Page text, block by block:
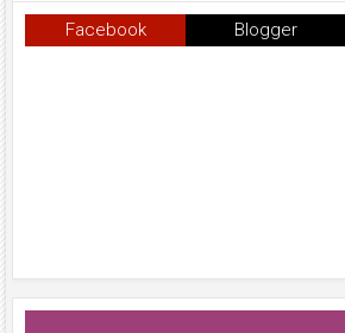
Facebook Blogger